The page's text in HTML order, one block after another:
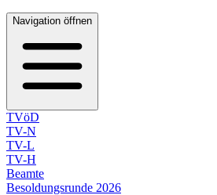
Navigation öffnen
TVöD
TV-N
TV-L
TV-H
Beamte
Besoldungsrunde 2026